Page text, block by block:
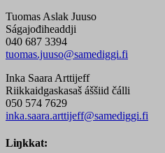
Tuomas Aslak Juuso
Ságajođiheaddji
040 687 3394
tuomas.juuso@samediggi.fi
Inka Saara Arttijeff
Riikkaidgaskasaš áššiid čálli
050 574 7629
inka.saara.arttijeff@samediggi.fi
Liŋkkat: